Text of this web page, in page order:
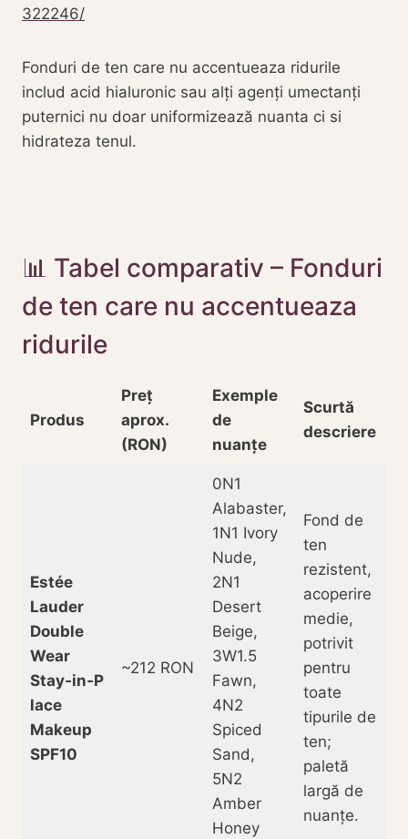
322246/
Fonduri de ten care nu accentueaza ridurile
includ acid hialuronic sau alți agenți umectanți
puternici nu doar uniformizează nuanta ci si
hidrateza tenul.
📊 Tabel comparativ – Fonduri
de ten care nu accentueaza
ridurile
Produs
Preț
aprox.
(RON)
Exemple
de
nuanțe
Scurtă
descriere
Estée
Lauder
Double
Wear
Stay‑in‑P
lace
Makeup
SPF10
~212 RON
0N1
Alabaster,
1N1 Ivory
Nude,
2N1
Desert
Beige,
3W1.5
Fawn,
4N2
Spiced
Sand,
5N2
Amber
Honey
Fond de
ten
rezistent,
acoperire
medie,
potrivit
pentru
toate
tipurile de
ten;
paletă
largă de
nuanțe.